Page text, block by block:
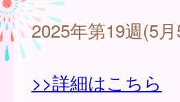
2025年第19週(5
>>詳細はこちら